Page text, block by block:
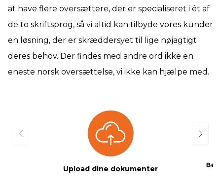
at have flere oversættere, der er specialiseret i ét af
de to skriftsprog, så vi altid kan tilbyde vores kunder
en løsning, der er skræddersyet til lige nøjagtigt
deres behov. Der findes med andre ord ikke en
eneste norsk oversættelse, vi ikke kan hjælpe med.
Upload dine dokumenter